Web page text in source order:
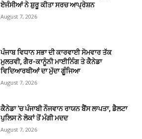
ਏਜੰਸੀਆਂ ਨੇ ਸ਼ੁਰੂ ਕੀਤਾ ਸਰਚ ਆਪ੍ਰੇਸ਼ਨ
August 7, 2026
ਪੰਜਾਬ ਵਿਧਾਨ ਸਭਾ ਦੀ ਕਾਰਵਾਈ ਸੋਮਵਾਰ ਤੱਕ
ਮੁਲਤਵੀ, ਗੈਰ-ਕਾਨੂੰਨੀ ਮਾਈਨਿੰਗ ਤੇ ਕੈਨੇਡਾ
ਵਿਦਿਆਰਥੀਆਂ ਦਾ ਮੁੱਦਾ ਗੂੰਜਿਆ
August 7, 2026
ਕੈਨੇਡਾ ’ਚ ਪੰਜਾਬੀ ਨੌਜਵਾਨ ਰਾਯਨ ਬੈਂਸ ਲਾਪਤਾ, ਡੈਲਟਾ
ਪੁਲਿਸ ਨੇ ਲੋਕਾਂ ਤੋਂ ਮੰਗੀ ਮਦਦ
August 7, 2026